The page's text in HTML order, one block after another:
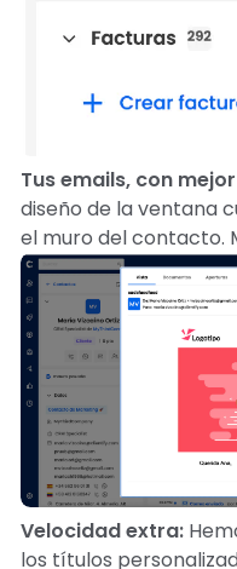
Tus emails, con
diseño de la ventana
el muro del contacto.
Velocidad extra:
los títulos